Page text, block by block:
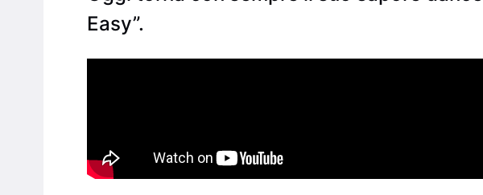
Easy”.